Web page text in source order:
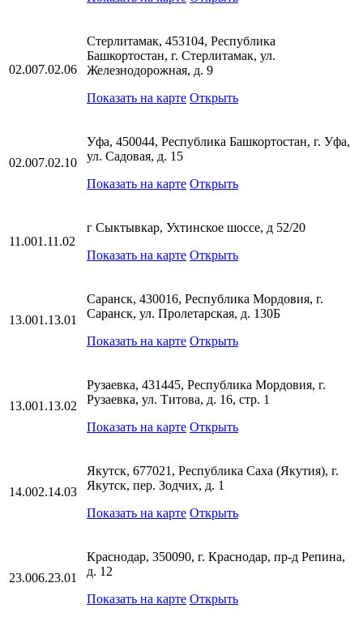
02.007.02.06
Стерлитамак, 453104, Республика
Башкортостан, г. Стерлитамак, ул.
Железнодорожная, д. 9
Показать на карте Открыть
02.007.02.10
Уфа, 450044, Республика Башкортостан, г. Уфа,
ул. Садовая, д. 15
Показать на карте Открыть
11.001.11.02
г Сыктывкар, Ухтинское шоссе, д 52/20
Показать на карте Открыть
13.001.13.01
Саранск, 430016, Республика Мордовия, г.
Саранск, ул. Пролетарская, д. 130Б
Показать на карте Открыть
13.001.13.02
Рузаевка, 431445, Республика Мордовия, г.
Рузаевка, ул. Титова, д. 16, стр. 1
Показать на карте Открыть
14.002.14.03
Якутск, 677021, Республика Саха (Якутия), г.
Якутск, пер. Зодчих, д. 1
Показать на карте Открыть
23.006.23.01
Краснодар, 350090, г. Краснодар, пр-д Репина,
д. 12
Показать на карте Открыть